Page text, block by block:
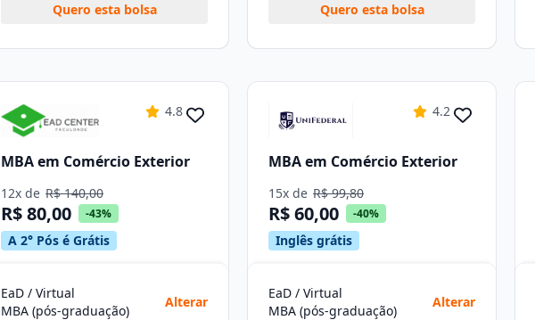
Quero esta bolsa
Quero esta bolsa
4.8
MBA em Comércio Exterior
12x de R$ 140,00
R$ 80,00 -43%
A 2° Pós é Grátis
EaD / Virtual
MBA (pós-graduação)
Alterar
4.2
MBA em Comércio Exterior
15x de R$ 99,80
R$ 60,00 -40%
Inglês grátis
EaD / Virtual
MBA (pós-graduação)
Alterar